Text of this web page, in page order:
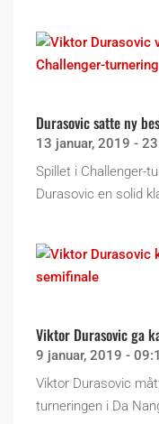
Durasovic satte ny
13 januar, 2019 -
Spillet i Challenger-
Durasovic en solid
Viktor Durasovic ga
9 januar, 2019 -
Viktor Durasovic
turneringen i Da